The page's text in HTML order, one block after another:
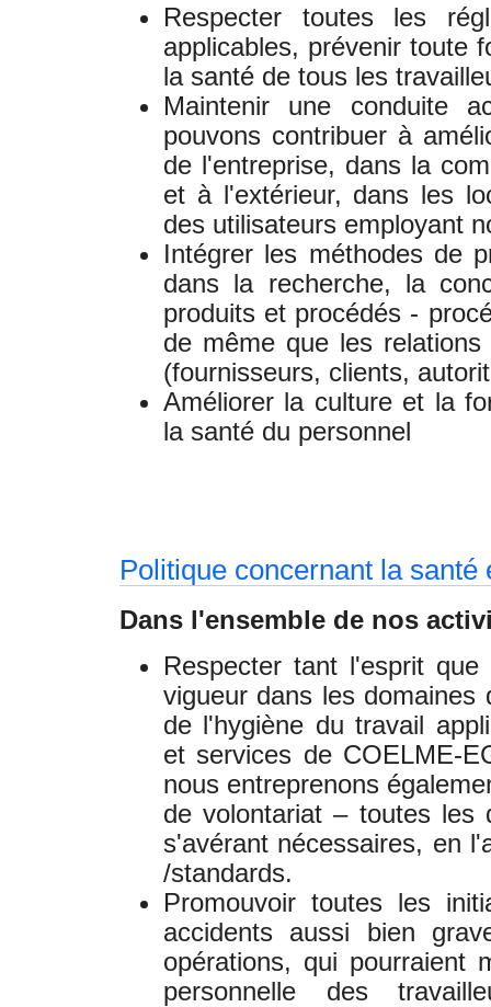
Respecter toutes les
applicables, prévenir toute
la santé de tous les
Maintenir une conduite
pouvons contribuer à
de l'entreprise, dans la
et à l'extérieur, dans les
des utilisateurs employant
Intégrer les méthodes de
dans la recherche, la
produits et procédés -
de même que les
(fournisseurs, clients,
Améliorer la culture et la
la santé du personnel
Politique concernant la
Dans l'ensemble de nos
Respecter tant l'esprit
vigueur dans les
de l'hygiène du travail
et services de COELME-
nous entreprenons
de volontariat – toutes les
s'avérant nécessaires, en
/standards.
Promouvoir toutes les
accidents aussi bien
opérations, qui pourraient
personnelle des